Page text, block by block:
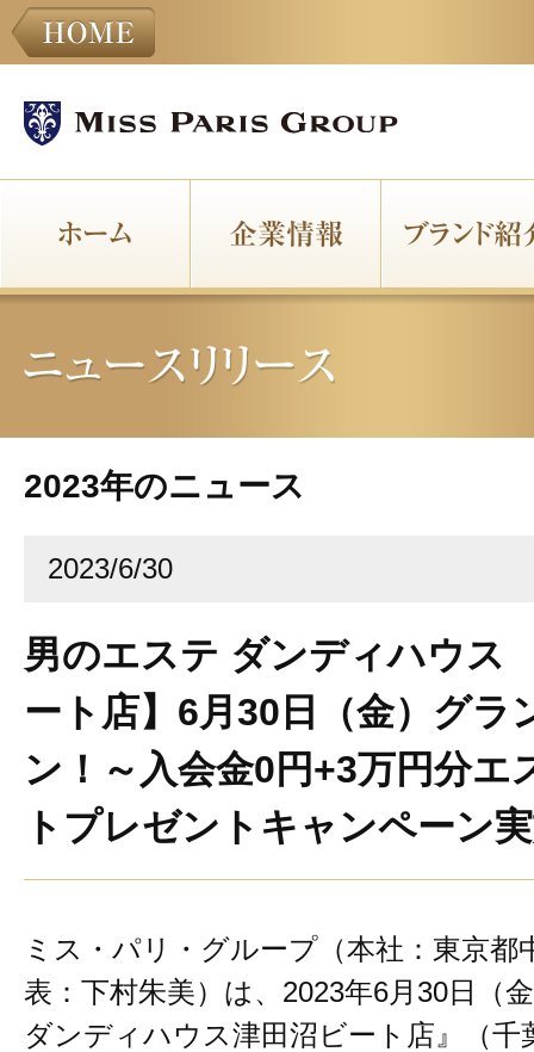
2023年のニュース
2023/6/30
男のエステ ダンディハウス
ート店】6月30日（金）グラ
ン！～入会金0円+3万円分エ
トプレゼントキャンペーン
ミス・パリ・グループ（本社：東京都
表：下村朱美）は、2023年6月30日（
ダンディハウス津田沼ビート店』（千